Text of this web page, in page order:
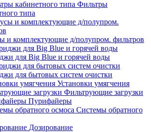
Фильтры
типа
и комплектующие д/полупром. фильтров
для Big Blue и горячей воды
для бытовых систем очистки
Установки умягчения
Фильтрующие загрузки
Пурифайеры
Системы обратного
Дозирование